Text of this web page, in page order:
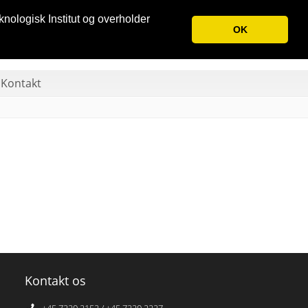
Institut og overholder
OK
Kontakt
Kontakt os